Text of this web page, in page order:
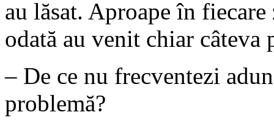
au lăsat. Aproape în
odată au venit chiar câteva
– De ce nu frecventezi
problemă?